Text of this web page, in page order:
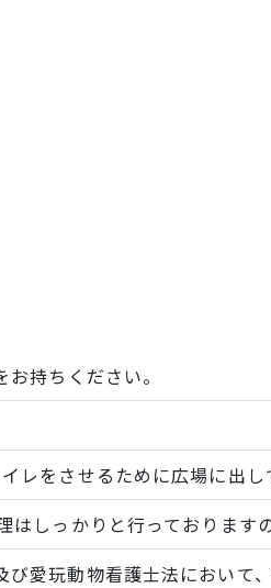
持ちください。
をさせるために広場に出し
しっかりと行っております
愛玩動物看護士法において